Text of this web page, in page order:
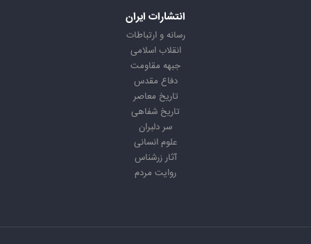
انتشارات ایران
رسانه و ارتباطات
انقلاب اسلامی
جبهه مقاومت
دفاع مقدس
تاریخ معاصر
تاریخ شفاهی
سر دلبران
علوم انسانی
آثار زرشناس
روایت مردم